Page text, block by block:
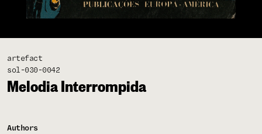
artefact
sol-030-0042
Melodia Interrompida
Authors